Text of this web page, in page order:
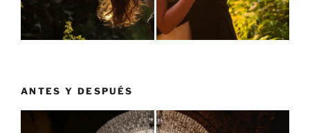
ANTES Y DESPUÉS